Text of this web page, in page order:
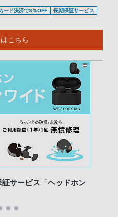
ード決済で3％OFF
長期保証サービス
こちら
証サービス「ヘッドホン